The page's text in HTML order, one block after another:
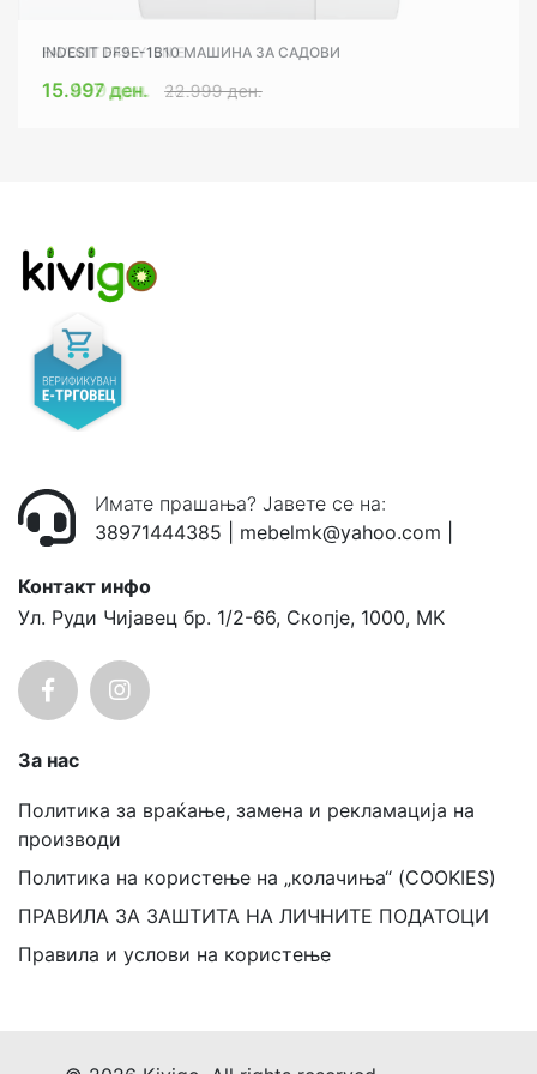
INDESIT DF9E-1B10 МАШИНА ЗА САДОВИ
15.997 ден. 22.999 ден.
FAVORIT F45-Y15N E
15.499 ден. 18.999 ден.
Имате прашања? Јавете се на:
38971444385
mebelmk@yahoo.com
Контакт инфо
Ул. Руди Чијавец бр. 1/2-66, Скопје, 1000, MK
За нас
Политика за враќање, замена и рекламација на
производи
Политика на користење на „колачиња“ (COOKIES)
ПРАВИЛА ЗА ЗАШТИТА НА ЛИЧНИТЕ ПОДАТОЦИ
Правила и услови на користење